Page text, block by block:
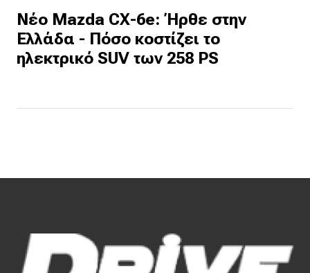
Νέο Mazda CX-6e: Ήρθε στην
Ελλάδα - Πόσο κοστίζει το
ηλεκτρικό SUV των 258 PS